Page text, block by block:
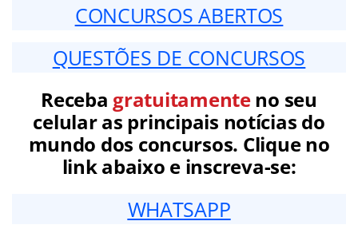
CONCURSOS ABERTOS
QUESTÕES DE CONCURSOS
Receba gratuitamenteno seu
celular as principais notícias do
mundo dos concursos. Clique no
link abaixo e inscreva-se:
WHATSAPP